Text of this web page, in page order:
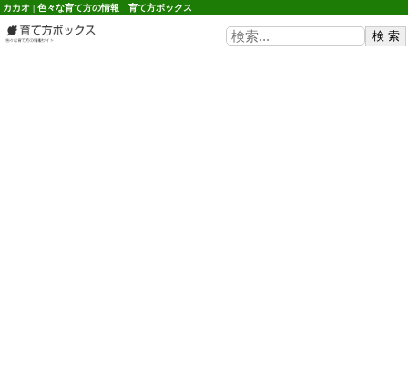
カカオ | 色々な育て方の情報 育て方ボックス